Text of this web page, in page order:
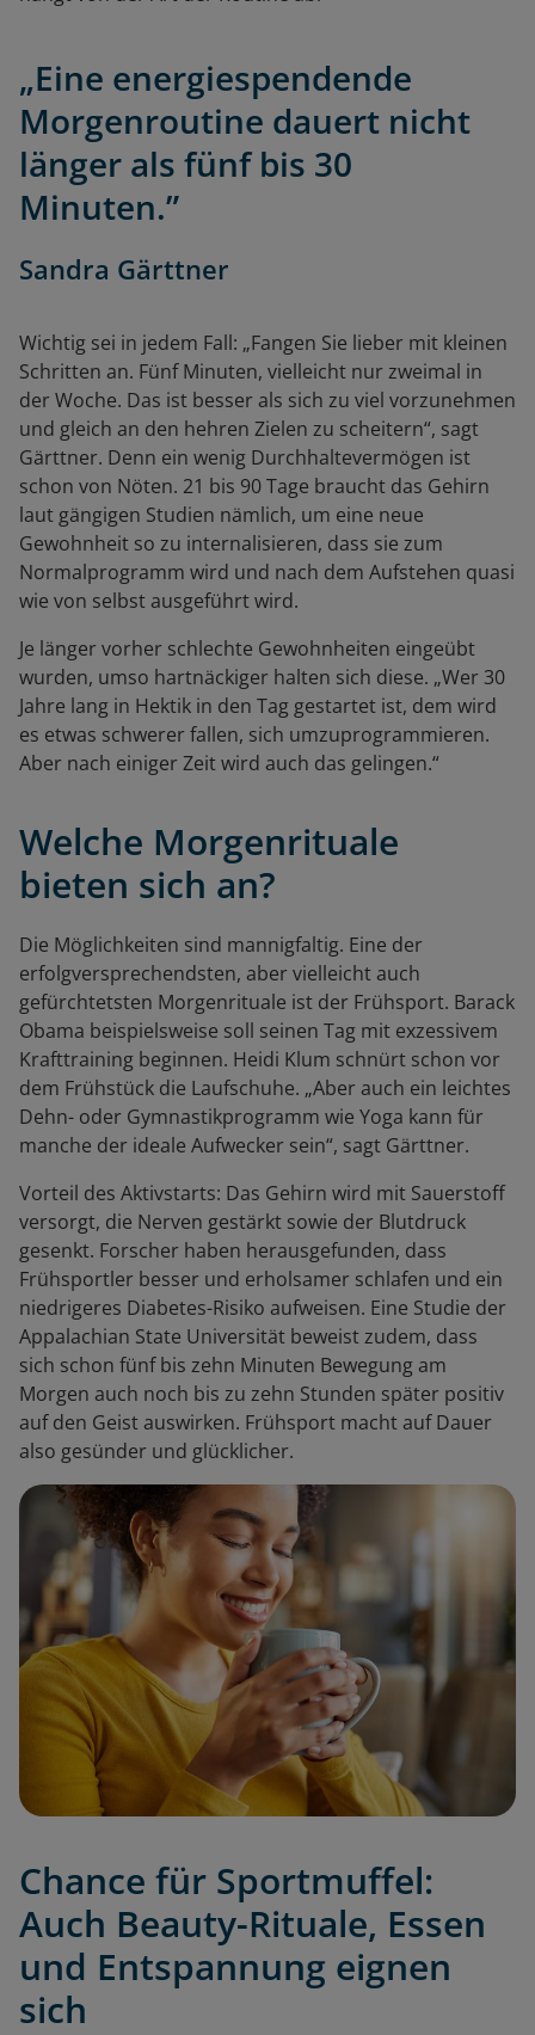
„Eine energiespendende
Morgenroutine dauert nicht
länger als fünf bis 30
Minuten.”
Sandra Gärttner
Wichtig sei in jedem Fall: „Fangen Sie lieber mit kleinen
Schritten an. Fünf Minuten, vielleicht nur zweimal in
der Woche. Das ist besser als sich zu viel vorzunehmen
und gleich an den hehren Zielen zu scheitern“, sagt
Gärttner. Denn ein wenig Durchhaltevermögen ist
schon von Nöten. 21 bis 90 Tage braucht das Gehirn
laut gängigen Studien nämlich, um eine neue
Gewohnheit so zu internalisieren, dass sie zum
Normalprogramm wird und nach dem Aufstehen quasi
wie von selbst ausgeführt wird.
Je länger vorher schlechte Gewohnheiten eingeübt
wurden, umso hartnäckiger halten sich diese. „Wer 30
Jahre lang in Hektik in den Tag gestartet ist, dem wird
es etwas schwerer fallen, sich umzuprogrammieren.
Aber nach einiger Zeit wird auch das gelingen.“
Welche Morgenrituale
bieten sich an?
Die Möglichkeiten sind mannigfaltig. Eine der
erfolgversprechendsten, aber vielleicht auch
gefürchtetsten Morgenrituale ist der Frühsport. Barack
Obama beispielsweise soll seinen Tag mit exzessivem
Krafttraining beginnen. Heidi Klum schnürt schon vor
dem Frühstück die Laufschuhe. „Aber auch ein leichtes
Dehn- oder Gymnastikprogramm wie Yoga kann für
manche der ideale Aufwecker sein“, sagt Gärttner.
Vorteil des Aktivstarts: Das Gehirn wird mit Sauerstoff
versorgt, die Nerven gestärkt sowie der Blutdruck
gesenkt. Forscher haben herausgefunden, dass
Frühsportler besser und erholsamer schlafen und ein
niedrigeres Diabetes-Risiko aufweisen. Eine Studie der
Appalachian State Universität beweist zudem, dass
sich schon fünf bis zehn Minuten Bewegung am
Morgen auch noch bis zu zehn Stunden später positiv
auf den Geist auswirken. Frühsport macht auf Dauer
also gesünder und glücklicher.
Chance für Sportmuffel:
Auch Beauty-Rituale, Essen
und Entspannung eignen
sich